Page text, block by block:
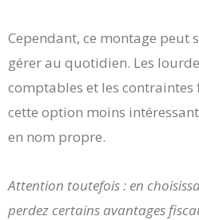
Cependant, ce montage peut
gérer au quotidien. Les
comptables et les contraintes
cette option moins
en nom propre.
Attention toutefois : en
perdez certains avantages